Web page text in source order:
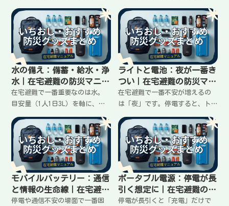
つ決めると、一気に前に進みま
す。失敗しない選び方と、買っ
た直後にやることまでまとめま
した。
決めておくと失敗しません。必
要回数の目安、選び方、いちお
し商品、買った直後にやること
までまとめました。
水の備え：備蓄・給水・浄
水｜在宅避難の防災マニュ
アル
在宅避難で一番重要なのは水。
目安量（1人1日3L）を軸に、①
③浄水の考え方まで、迷わない
ように「3段」で整理しました。
ライトと電池：夜が一番き
つい｜在宅避難の防災マニ
ュアル
在宅避難で一番不安が増えるの
は「夜」です。停電すると、ト
やりづらくなります。ライトは
性能比較より「手元（ヘッドラ
イト）＋部屋（ランタン）＋電
池」を先に決めておくと失敗し
ません。最低限の揃え方と、い
ちおし商品、買ったらやること
までまとめました。
モバイルバッテリー：通信
と情報の生命線｜在宅避難
の防災マニュアル
停電や通信不安の場面で一番困
ポータブル電源：停電が長
引く想定に｜在宅避難の防
災マニュアル
停電が長引くと「充電」だけで